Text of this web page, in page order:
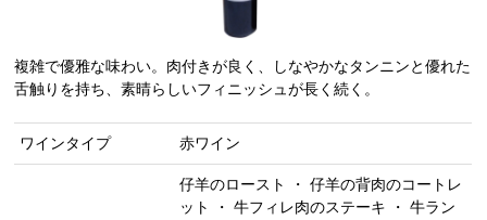
複雑で優雅な味わい。肉付きが良く、しなやかなタンニンと優れた
舌触りを持ち、素晴らしいフィニッシュが長く続く。
ワインタイプ 赤ワイン
仔羊のロースト ・ 仔羊の背肉のコートレ
ット ・ 牛フィレ肉のステーキ ・ 牛ラン